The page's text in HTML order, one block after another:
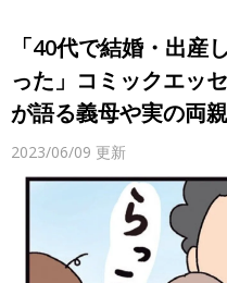
「40代で結婚・出産
った」コミックエッ
が語る義母や実の両
2023/06/09 更新